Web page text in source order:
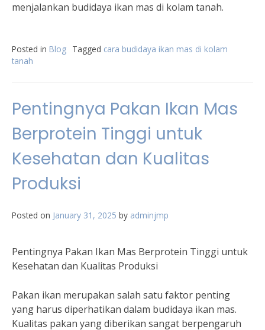
menjalankan budidaya ikan mas di kolam tanah.
Posted in Blog Tagged cara budidaya ikan mas di kolam
tanah
Pentingnya Pakan Ikan Mas
Berprotein Tinggi untuk
Kesehatan dan Kualitas
Produksi
Posted on January 31, 2025 by adminjmp
Pentingnya Pakan Ikan Mas Berprotein Tinggi untuk
Kesehatan dan Kualitas Produksi
Pakan ikan merupakan salah satu faktor penting
yang harus diperhatikan dalam budidaya ikan mas.
Kualitas pakan yang diberikan sangat berpengaruh